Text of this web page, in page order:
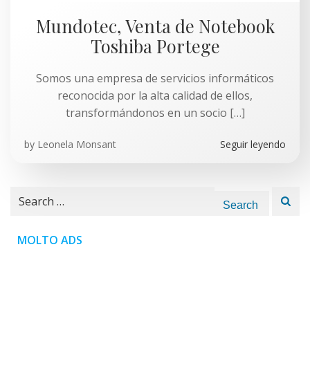
Mundotec, Venta de Notebook
Toshiba Portege
Somos una empresa de servicios informáticos
reconocida por la alta calidad de ellos,
transformándonos en un socio […]
by Leonela Monsant Seguir leyendo
Search
MOLTO ADS